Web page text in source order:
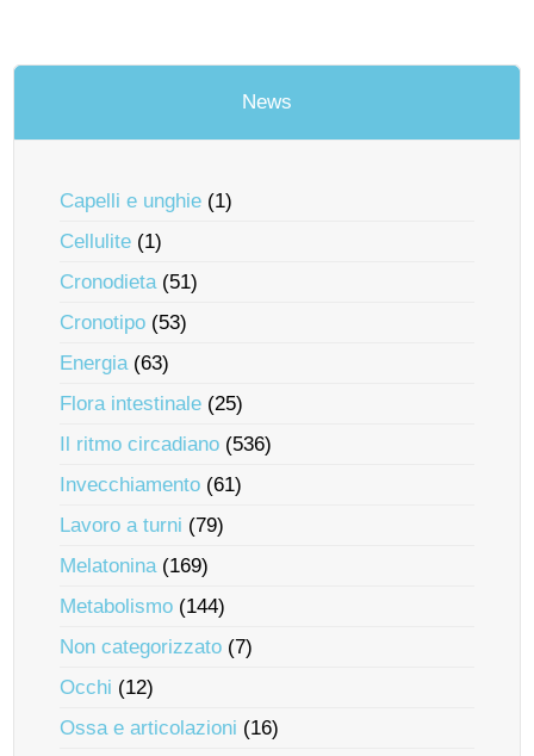
News
Capelli e unghie (1)
Cellulite (1)
Cronodieta(51)
Cronotipo (53)
Energia(63)
Flora intestinale (25)
Il ritmo circadiano (536)
Invecchiamento (61)
Lavoro a turni (79)
Melatonina(169)
Metabolismo (144)
Non categorizzato (7)
Occhi (12)
Ossa e articolazioni (16)